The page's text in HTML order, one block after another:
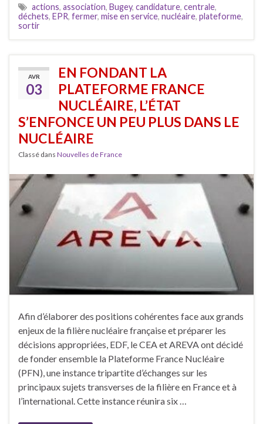
actions, association, Bugey, candidature, centrale,
déchets, EPR, fermer, mise en service, nucléaire, plateforme,
sortir
AVR
03
EN FONDANT LA
PLATEFORME FRANCE
NUCLÉAIRE, L’ÉTAT
S’ENFONCE UN PEU PLUS DANS LE
NUCLÉAIRE
Classé dans Nouvelles de France
Afin d’élaborer des positions cohérentes face aux grands
enjeux de la filière nucléaire française et préparer les
décisions appropriées, EDF, le CEA et AREVA ont décidé
de fonder ensemble la Plateforme France Nucléaire
(PFN), une instance tripartite d’échanges sur les
principaux sujets transverses de la filière en France et à
l’international. Cette instance réunira six …